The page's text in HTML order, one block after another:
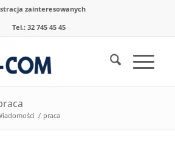
zainteresowanych
Tel.: 32 745 45 45
/ praca